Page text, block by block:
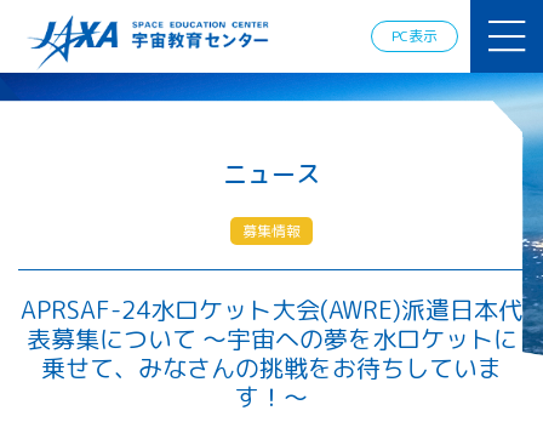
PC表示
ミー
ロスペース
情報の発
宇宙を活用
した教育実
践例
体験的学
習機会の
提供（国
際）
ニュース
募集情報
APRSAF-24水ロケット大会(AWRE)派遣日本代
表募集について ～宇宙への夢を水ロケットに
乗せて、みなさんの挑戦をお待ちしていま
す！～